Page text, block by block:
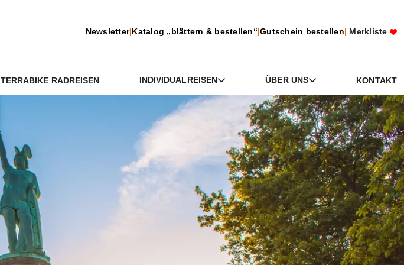
Newsletter|Katalog „blättern & bestellen“|Gutschein bestellen| Merkliste
TERRABIKE RADREISEN INDIVIDUALREISEN ÜBER UNS KONTAKT